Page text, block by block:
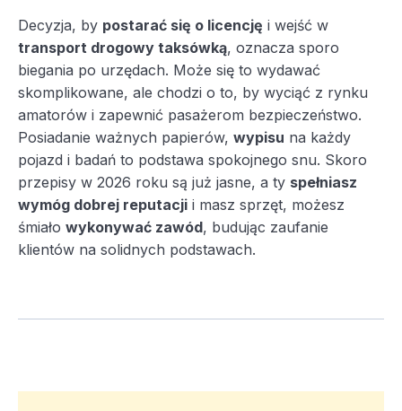
Decyzja, by postarać się o licencję i wejść w
transport drogowy taksówką, oznacza sporo
biegania po urzędach. Może się to wydawać
skomplikowane, ale chodzi o to, by wyciąć z rynku
amatorów i zapewnić pasażerom bezpieczeństwo.
Posiadanie ważnych papierów, wypisu na każdy
pojazd i badań to podstawa spokojnego snu. Skoro
przepisy w 2026 roku są już jasne, a ty spełniasz
wymóg dobrej reputacji i masz sprzęt, możesz
śmiało wykonywać zawód, budując zaufanie
klientów na solidnych podstawach.